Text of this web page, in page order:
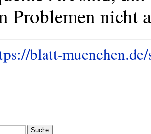
Problemen nicht
blatt-
Suche